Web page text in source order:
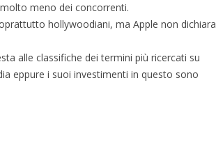
meno dei concorrenti.
hollywoodiani, ma Apple non dichiara
alle classifiche dei termini più ricercati su
eppure i suoi investimenti in questo sono